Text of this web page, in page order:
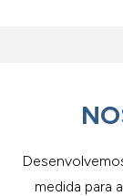
medida para